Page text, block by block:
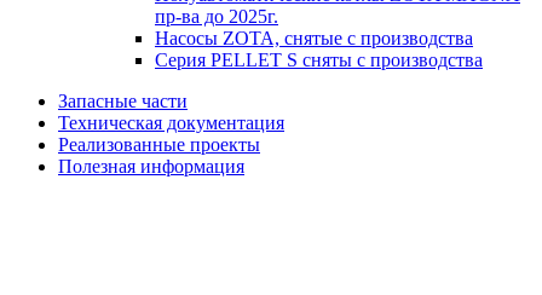
пр-ва до 2025г.
Насосы ZOTA, снятые с производства
Серия PELLET S сняты с производства
Запасные части
Техническая документация
Реализованные проекты
Полезная информация